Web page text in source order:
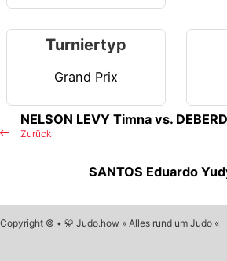
Turniertyp
Grand Prix
Zurück
NELSON LEVY Timna vs.
SANTOS Eduardo
Copyright © • 🥋 Judo.how » Alles rund um Judo «